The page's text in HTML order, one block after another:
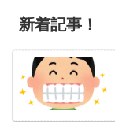
新着記事！